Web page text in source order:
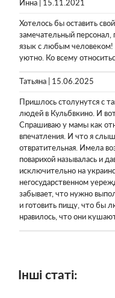
Инна | 15.11.2021
Хотелось бы оставить
замечательный
язык с любым человеком!
уютно. Ко всему
Татьяна | 15.06.2025
Пришлось столунутся с
людей в Кульбвкино. И
Спрашиваю у мамы как
впечатления. И что я
отвратительная. Имела
поварихой называлась и
исключительно на
негосударственном
забывает, что нужно
и готовить пищу, что бы
нравилось, что они
Інші статі: